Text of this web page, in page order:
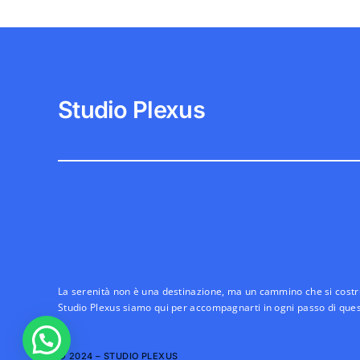
Studio Plexus
La serenità non è una destinazione, ma un cammino che si
Studio Plexus siamo qui per accompagnarti in ogni passo di
© 2024 – STUDIO PLEXUS